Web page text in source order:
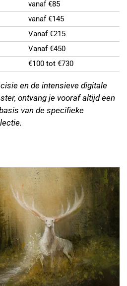
vanaf €85
vanaf €145
Vanaf €215
Vanaf €450
€100 tot €730
en de intensieve digitale
ontvang je vooraf altijd een
van de specifieke